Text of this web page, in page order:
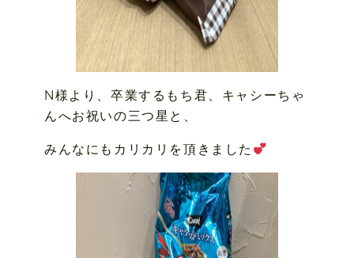
N様より、卒業するもち君、キャシーちゃ
んへお祝いの三つ星と、
みんなにもカリカリを頂きました